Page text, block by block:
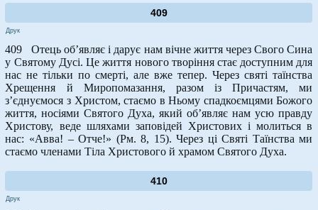
409
Друк
409 Отець об’являє і дарує нам вічне життя через Свого Сина
у Святому Дусі. Це життя нового творіння стає доступним для
нас не тільки по смерті, але вже тепер. Через святі таїнства
Хрещення й Миропомазання, разом із Причастям, ми
з’єднуємося з Христом, стаємо в Ньому спадкоємцями Божого
життя, носіями Святого Духа, який об’являє нам усю правду
Христову, веде шляхами заповідей Христових і молиться в
нас: «Авва! – Отче!» (Рм. 8, 15). Через ці Святі Таїнства ми
стаємо членами Тіла Христового й храмом Святого Духа.
410
Друк